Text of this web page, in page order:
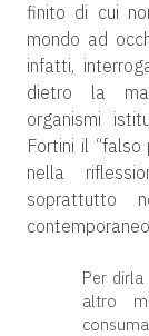
finito di cui
mondo ad
infatti,
dietro la
organismi
Fortini il
nella
soprattutto
Per
altro